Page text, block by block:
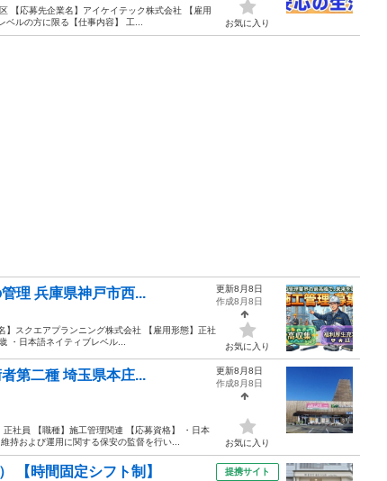
【応募先企業名】アイケイテック株式会社 【雇用
ルの方に限る【仕事内容】 工...
お気に入り
理 兵庫県神戸市西...
スクエアプランニング株式会社 【雇用形態】正社
・日本語ネイティブレベル...
更新8月8日
作成8月8日
お気に入り
第二種 埼玉県本庄...
社員 【職種】施工管理関連 【応募資格】 ・日本
持および運用に関する保安の監督を行い...
更新8月8日
作成8月8日
お気に入り
【時間固定シフト制】 提携サイト